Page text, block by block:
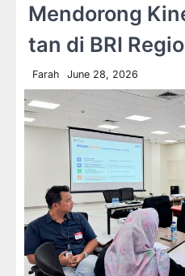
Mendorong
tan di BRI
Farah June 28, 2026